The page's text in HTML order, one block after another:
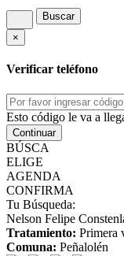
Buscar
×
Verificar teléfono
Esto código le va a
Continuar
BÚSCA
ELIGE
AGENDA
CONFIRMA
Tu Búsqueda:
Nelson Felipe
Tratamiento: Primera
Comuna: Peñalolén